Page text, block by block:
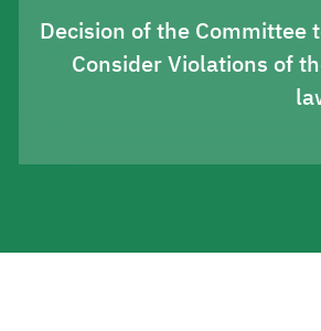
Decision of the Committee
Consider Violations of